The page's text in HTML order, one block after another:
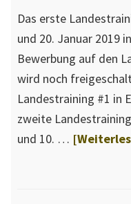
Das erste
und 20. Januar 2019
Bewerbung auf den
wird noch
Landestraining #1 in
zweite
und 10. …